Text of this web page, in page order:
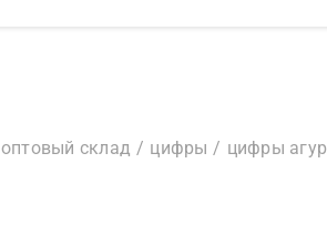
оптовый склад цифры цифры